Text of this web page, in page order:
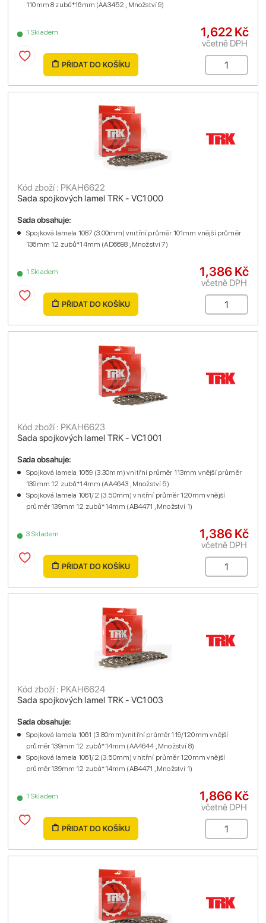
1 Skladem
110mm 8 zubů*16mm (AA3452 , Množství 9)
1,622 Kč
včetně DPH
PŘIDAT DO KOŠÍKU
Sada spojkových lamel TRK - VC1000
Kód zboží : PKAH6622
1 Skladem
Sada obsahuje:
Spojková lamela 1087 (3.00mm) vnitřní průměr 101mm vnější průměr
136mm 12 zubů*14mm (AD6698 , Množství 7)
1,386 Kč
včetně DPH
PŘIDAT DO KOŠÍKU
Sada spojkových lamel TRK - VC1001
Kód zboží : PKAH6623
3 Skladem
Sada obsahuje:
Spojková lamela 1059 (3.30mm) vnitřní průměr 113mm vnější průměr
139mm 12 zubů*14mm (AA4643 , Množství 5)
Spojková lamela 1061/2 (3.50mm) vnitřní průměr 120mm vnější
průměr 139mm 12 zubů*14mm (AB4471 , Množství 1)
1,386 Kč
včetně DPH
PŘIDAT DO KOŠÍKU
Sada spojkových lamel TRK - VC1003
Kód zboží : PKAH6624
1 Skladem
Sada obsahuje:
Spojková lamela 1061 (3.80mm)vnitřní průměr 119/120mm vnější
průměr 139mm 12 zubů*14mm (AA4644 , Množství 8)
Spojková lamela 1061/2 (3.50mm) vnitřní průměr 120mm vnější
průměr 139mm 12 zubů*14mm (AB4471 , Množství 1)
1,866 Kč
včetně DPH
PŘIDAT DO KOŠÍKU